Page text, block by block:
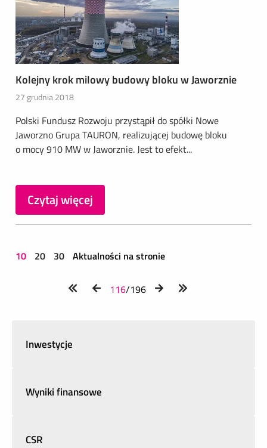
Kolejny krok milowy budowy bloku w Jaworznie
27 grudnia 2018
Polski Fundusz Rozwoju przystąpił do spółki Nowe
Jaworzno Grupa TAURON, realizującej budowę bloku
o mocy 910 MW w Jaworznie. Jest to efekt...
Czytaj więcej
10 20 30 Aktualności na stronie
116/196
Inwestycje
Wyniki finansowe
CSR